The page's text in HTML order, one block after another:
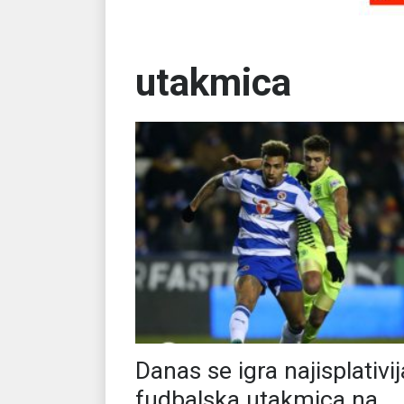
utakmica
Danas se igra